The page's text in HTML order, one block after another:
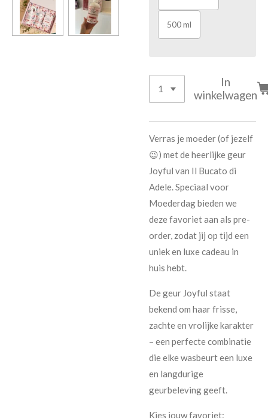
500 ml
In
winkelwagen
Verras je moeder (of jezelf
😉) met de heerlijke geur
Joyful van Il Bucato di
Adele. Speciaal voor
Moederdag bieden we
deze favoriet aan als pre-
order, zodat jij op tijd een
uniek en luxe cadeau in
huis hebt.
De geur Joyful staat
bekend om haar frisse,
zachte en vrolijke karakter
– een perfecte combinatie
die elke wasbeurt een luxe
en langdurige
geurbeleving geeft.
Kies jouw favoriet: